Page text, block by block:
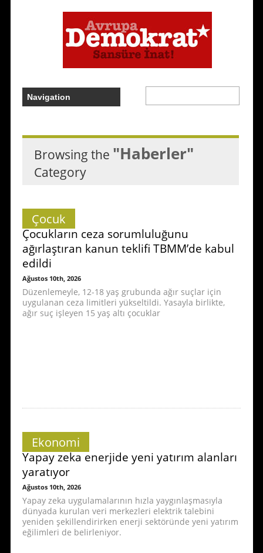
Browsing the "Haberler"
Category
Çocuk
Çocukların ceza sorumluluğunu
ağırlaştıran kanun teklifi TBMM’de kabul
edildi
Ağustos 10th, 2026
Düzenlemeyle, 12-18 yaş grubunda ağır suçlar için
uygulanan ceza limitleri yükseltildi. Yasayla birlikte,
ağır suç işleyen 15 yaş altı çocuklar
Ekonomi
Yapay zeka enerjide yeni yatırım alanları
yaratıyor
Ağustos 10th, 2026
Yapay zeka uygulamalarının hızla yaygınlaşmasıyla
dünyada kurulan veri merkezleri elektrik talebini
yeniden şekillendirirken enerji sektöründe yeni yatırım
eğilimleri de belirleniyor.